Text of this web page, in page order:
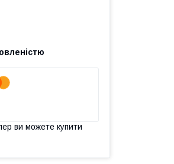
ви можете купити